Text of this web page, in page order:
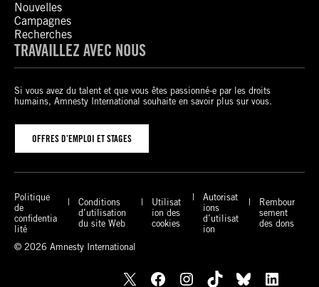
Nouvelles
Campagnes
Recherches
TRAVAILLEZ AVEC NOUS
Si vous avez du talent et que vous êtes passionné-e par les droits
humains, Amnesty International souhaite en savoir plus sur vous.
OFFRES D’EMPLOI ET STAGES
Politique
de
confidentia
lité
Conditions
d’utilisation
du site Web
Utilisat
ion des
cookies
Autorisat
ions
d’utilisat
ion
Rembour
sement
des dons
© 2026 Amnesty International
X Facebook Instagram TikTok Bluesky LinkedIn